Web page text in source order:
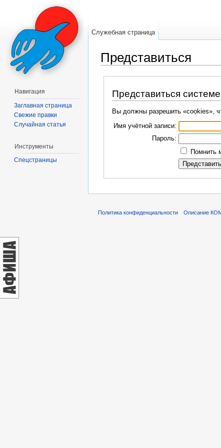
Представиться
Представиться системе
Вы должны разрешить «cookies»,
Имя учётной записи:
Пароль:
Помнить
Служебная страница
Навигация
Заглавная страница
Свежие правки
Случайная статья
Инструменты
Спецстраницы
Политика конфиденциальности Описание